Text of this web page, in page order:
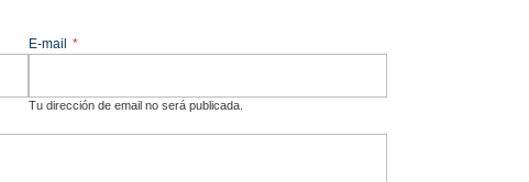
E-mail *
Tu dirección de email no será publicada.